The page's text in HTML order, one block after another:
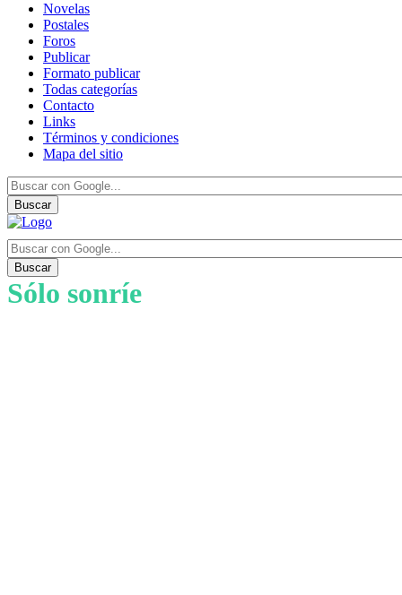
Novelas
Postales
Foros
Publicar
Formato publicar
Todas categorías
Contacto
Links
Términos y condiciones
Mapa del sitio
Buscar
Buscar
Sólo sonríe